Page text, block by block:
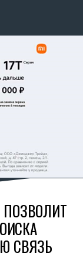
ПОЗВОЛИТ
СВЯЗЬ